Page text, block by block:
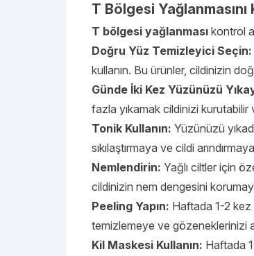
T Bölgesi
T bölgesi yağlanması kontrol
Doğru Yüz Temizleyici Seçin:
kullanın. Bu ürünler, cildinizin
Günde İki Kez Yüzünüzü
fazla yıkamak cildinizi
Tonik Kullanın: Yüzünüzü
sıkılaştırmaya ve cildi
Nemlendirin: Yağlı ciltler için
cildinizin nem dengesini
Peeling Yapın: Haftada 1-2 kez
temizlemeye ve gözeneklerinizi
Kil Maskesi Kullanın: Haftada